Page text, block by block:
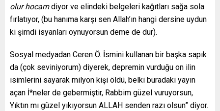
olur hocamdiyor ve elindeki belgeleri kağıtları sağa sola
fırlatıyor, (bu hanıma karşı sen Allah’ın hangi dersine uydun
ki şimdi isyanları oynuyorsun deme de dur).
Sosyal medyadan Ceren Ö. İsmini kullanan bir başka sapık
da (çok seviniyorum) diyerek, depremin vurduğu on ilin
isimlerini sayarak milyon kişi öldü, belki buradaki yayın
açan İ*neler de gebermiştir, Rabbim güzel vuruyorsun,
Yıktın mı güzel yıkıyorsun ALLAH senden razı olsun” diyor.